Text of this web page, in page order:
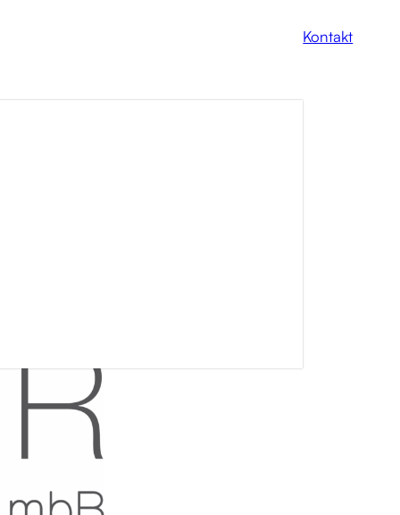
Kontakt